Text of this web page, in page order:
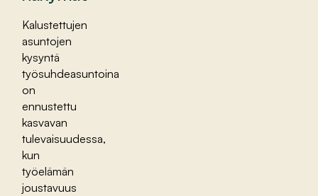
Kalustettujen
asuntojen
kysyntä
työsuhdeasuntoina
on
ennustettu
kasvavan
tulevaisuudessa,
kun
työelämän
joustavuus